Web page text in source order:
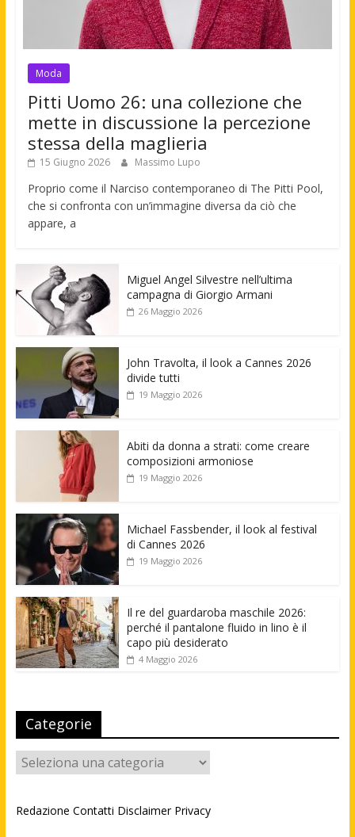
Moda
Pitti Uomo 26: una collezione che
mette in discussione la percezione
stessa della maglieria
15 Giugno 2026 Massimo Lupo
Proprio come il Narciso contemporaneo di The Pitti Pool,
che si confronta con un’immagine diversa da ciò che
appare, a
Miguel Angel Silvestre nell’ultima
campagna di Giorgio Armani
26 Maggio 2026
John Travolta, il look a Cannes 2026
divide tutti
19 Maggio 2026
Abiti da donna a strati: come creare
composizioni armoniose
19 Maggio 2026
Michael Fassbender, il look al festival
di Cannes 2026
19 Maggio 2026
Il re del guardaroba maschile 2026:
perché il pantalone fluido in lino è il
capo più desiderato
4 Maggio 2026
Categorie
Categorie
Redazione Contatti Disclaimer Privacy